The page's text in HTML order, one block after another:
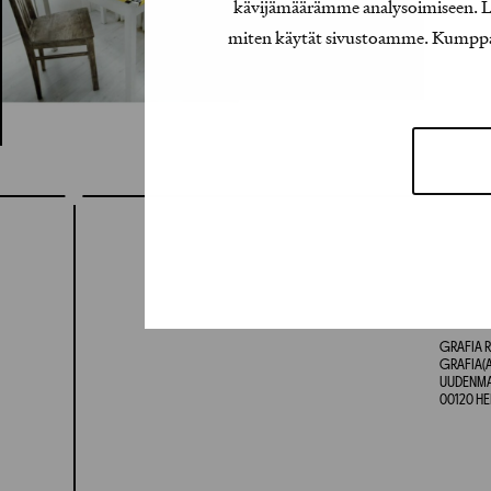
kävijämäärämme analysoimiseen.
miten käytät sivustoamme.
GRAFIA
00120